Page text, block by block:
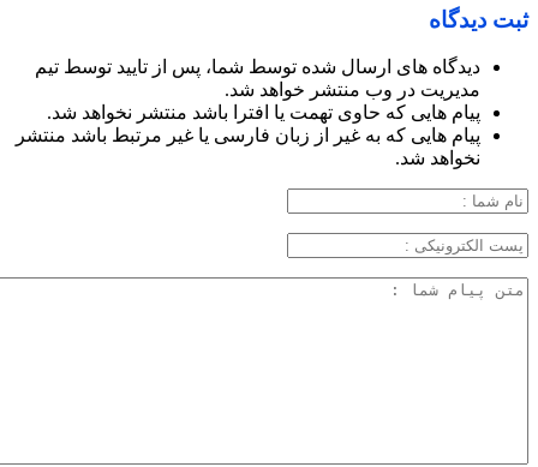
ثبت دیدگاه
دیدگاه های ارسال شده توسط شما، پس از تایید توسط تیم
مدیریت در وب منتشر خواهد شد.
پیام هایی که حاوی تهمت یا افترا باشد منتشر نخواهد شد.
پیام هایی که به غیر از زبان فارسی یا غیر مرتبط باشد منتشر
نخواهد شد.